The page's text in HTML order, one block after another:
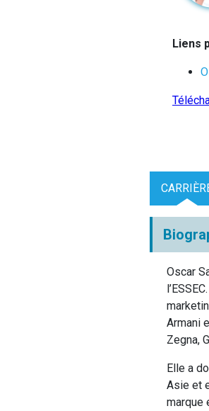
Liens
Oscar
Armani
Zegna,
Elle a
Asie et
marque